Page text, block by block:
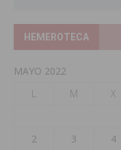
HEMEROTECA
MAYO 2022
L
M X
2
3 4